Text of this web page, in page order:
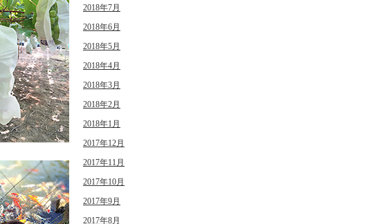
2018年7月
2018年6月
2018年5月
2018年4月
2018年3月
2018年2月
2018年1月
2017年12月
2017年11月
2017年10月
2017年9月
2017年8月